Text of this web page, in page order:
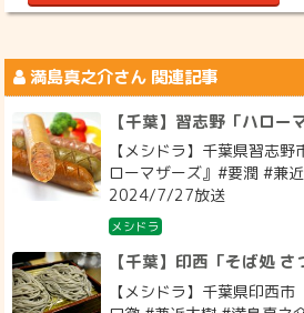
満島真之介さん 関連記事
【千葉】習志野「ハロー
【メシドラ】千葉県習志
ローマザーズ』#要潤 #兼
2024/7/27放送
メシドラ
【千葉】印西「そば処 さ
【メシドラ】千葉県印西